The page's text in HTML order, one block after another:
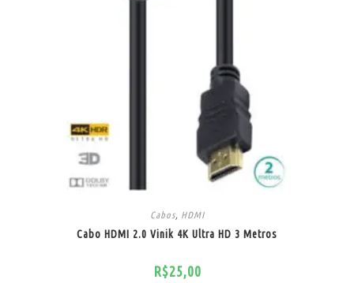
Cabos, HDMI
Cabo HDMI 2.0 Vinik 4K Ultra HD 3 Metros
R$25,00